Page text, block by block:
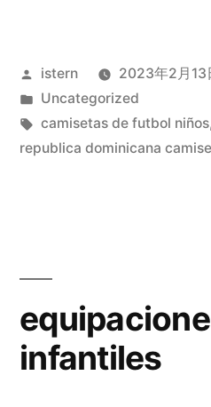
en
madrid
baratas»
Publicado
por
istern
2023年2月13
Publicado
en
Uncategorized
Etiquetas:
camisetas de futbol niños,
republica dominicana
infantiles